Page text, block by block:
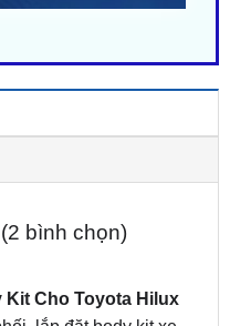
Cho Toyota Hilux
gần đây ở tại HCM.